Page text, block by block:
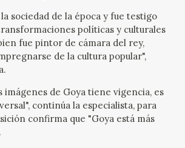
sociedad de la época y fue testigo
políticas y culturales
fue pintor de cámara del rey,
de la cultura popular",
imágenes de Goya tiene vigencia, es
continúa la especialista, para
confirma que "Goya está más